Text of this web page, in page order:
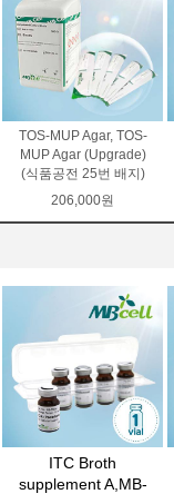
TOS-MUP Agar, TOS-
MUP Agar (Upgrade)
(식품공전 25번 배지)
206,000원
ITC Broth
supplement A,MB-